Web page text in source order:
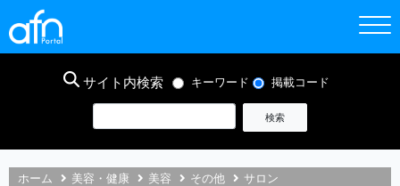
サイト内検索 キーワード 掲載コード
ホーム 美容・健康 美容 その他 サロン